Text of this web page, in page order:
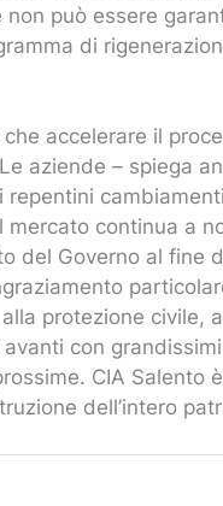
può essere
di
accelerare il
aziende – spiega
continua a
del Governo al fine
protezione civile,
con
CIA Salento
dell’intero